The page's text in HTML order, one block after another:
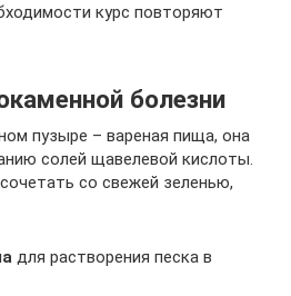
курс повторяют
болезни
пузыре – вареная пища, она
солей щавелевой кислоты.
со свежей зеленью,
для растворения песка в